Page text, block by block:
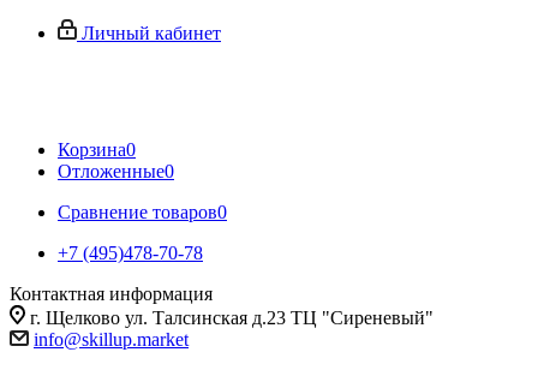
Личный кабинет
Корзина0
Отложенные0
Сравнение товаров0
+7 (495)478-70-78
Контактная информация
г. Щелково ул. Талсинская д.23 ТЦ "Сиреневый"
info@skillup.market